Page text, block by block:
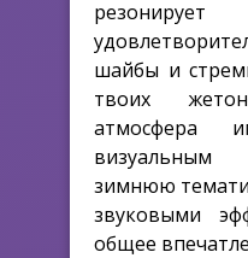
шайбы и
твоих
атмосфера
зимнюю
звуковыми
общее